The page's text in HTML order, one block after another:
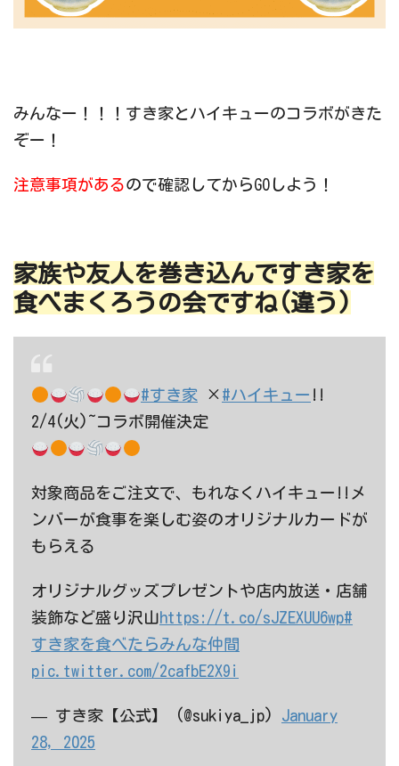
みんなー！！！すき家とハイキューのコラボがきた
ぞー！
注意事項があるので確認してからGOしよう！
家族や友人を巻き込んですき家を
食べまくろうの会ですね(違う)
#すき家 × #ハイキュー !!
2/4(火)~コラボ開催決定
対象商品をご注文で、もれなくハイキュー!!メ
ンバーが食事を楽しむ姿のオリジナルカードが
もらえる
オリジナルグッズプレゼントや店内放送・店舗
装飾など盛り沢山https://t.co/sJZEXUU6wp#
すき家を食べたらみんな仲間
pic.twitter.com/2cafbE2X9i
— すき家【公式】 (@sukiya_jp) January
28, 2025